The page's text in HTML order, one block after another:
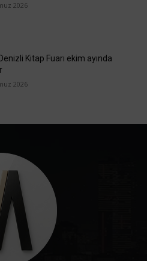
2026
Kitap Fuarı ekim ayında
2026